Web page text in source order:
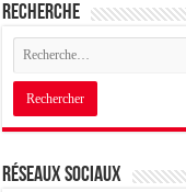
Recherche
Réseaux sociaux